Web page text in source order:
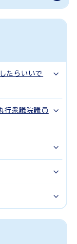
たらいいで
行衆議院議員